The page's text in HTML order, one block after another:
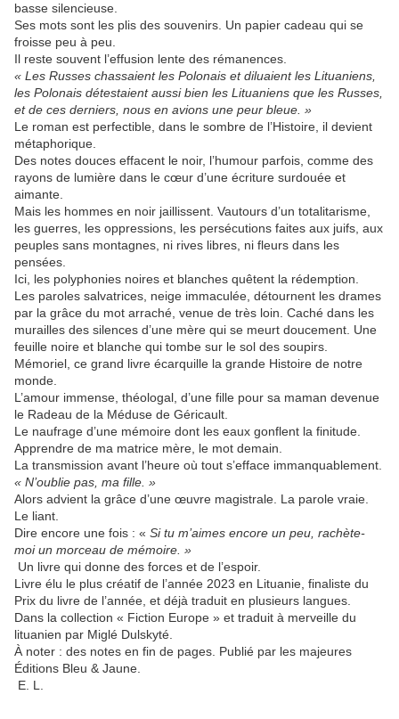
basse silencieuse.
Ses mots sont les plis des souvenirs. Un papier cadeau qui se
froisse peu à peu.
Il reste souvent l’effusion lente des rémanences.
« Les Russes chassaient les Polonais et diluaient les Lituaniens,
les Polonais détestaient aussi bien les Lituaniens que les Russes,
etde ces derniers, nous en avions une peur bleue. »
Le roman est perfectible, dans le sombre de l’Histoire, il devient
métaphorique.
Des notes douces effacent le noir, l’humour parfois, comme des
rayons de lumière dans le cœur d’une écriture surdouée et
aimante.
Mais les hommes en noir jaillissent. Vautours d’un totalitarisme,
les guerres, les oppressions, les persécutions faites aux juifs, aux
peuples sans montagnes, ni rives libres, ni fleurs dans les
pensées.
Ici, les polyphonies noires et blanches quêtent la rédemption.
Les paroles salvatrices, neige immaculée, détournent les drames
par la grâce du mot arraché, venue de très loin. Caché dans les
murailles des silences d’une mère qui se meurt doucement. Une
feuille noire et blanche qui tombe sur le sol des soupirs.
Mémoriel, ce grand livre écarquille la grande Histoire de notre
monde.
L’amour immense, théologal, d’une fille pour sa maman devenue
le Radeau de la Méduse de Géricault.
Le naufrage d’une mémoire dont les eaux gonflent la finitude.
Apprendre de ma matrice mère, le mot demain.
La transmission avant l’heure où tout s’efface immanquablement.
« N’oublie pas, ma fille. »
Alors advient la grâce d’une œuvre magistrale. La parole vraie.
Le liant.
Dire encore une fois : « Si tu m’aimes encore un peu, rachète-
moi un morceau de mémoire. »
Un livre qui donne des forces et de l’espoir.
Livre élu le plus créatif de l’année 2023 en Lituanie, finaliste du
Prix du livre de l’année, et déjà traduit en plusieurs langues.
Dans la collection « Fiction Europe » et traduit à merveille du
lituanien par Miglé Dulskyté.
À noter : des notes en fin de pages. Publié par les majeures
Éditions Bleu & Jaune.
E. L.